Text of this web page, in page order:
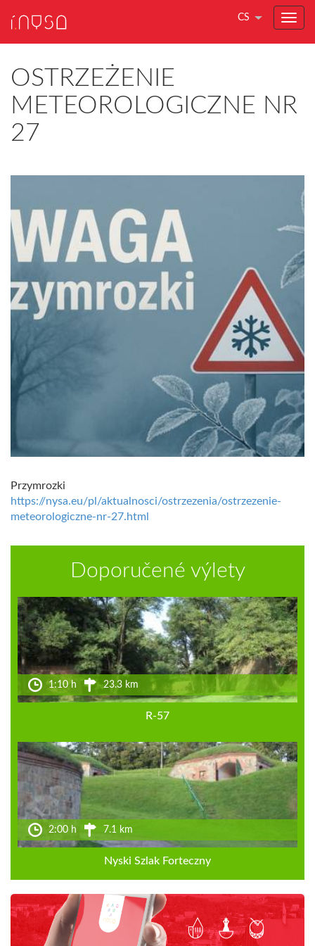
CS
OSTRZEŻENIE
METEOROLOGICZNE NR
27
Przymrozki
https://nysa.eu/pl/aktualnosci/ostrzezenia/ostrzezenie-
meteorologiczne-nr-27.html
Doporučené výlety
1:10 h 23.3 km
R-57
2:00 h 7.1 km
Nyski Szlak Forteczny